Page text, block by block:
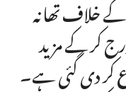
کے خلاف تھانہ
کر کے مزید
کر دی گئی ہے۔